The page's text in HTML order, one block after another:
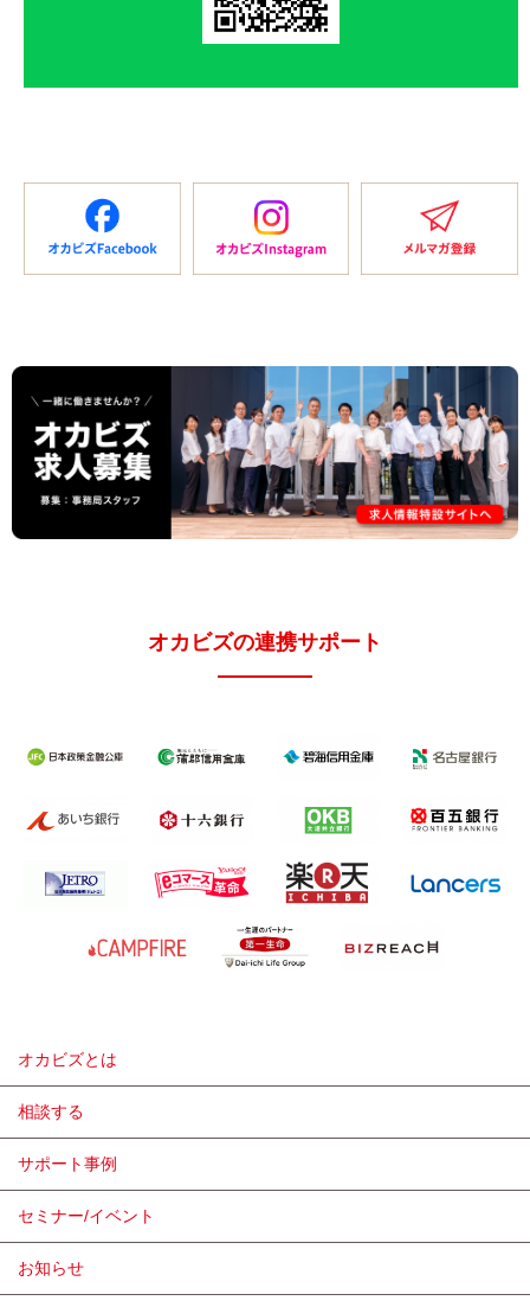
オカビズの連携サポート
オカビズとは
相談する
サポート事例
セミナー/イベント
お知らせ